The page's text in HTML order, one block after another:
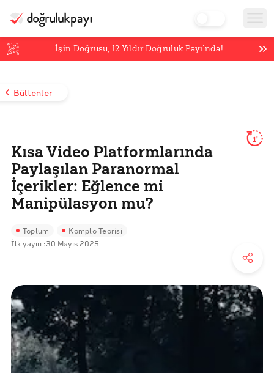
İşin Doğrusu,12 Yıldır Doğruluk Payı’nda!
Bültenler
Kısa Video Platformlarında
Paylaşılan Paranormal
İçerikler: Eğlence mi
Manipülasyon mu?
1'
Toplum Komplo Teorisi
İlk yayın :30 Mayıs 2025